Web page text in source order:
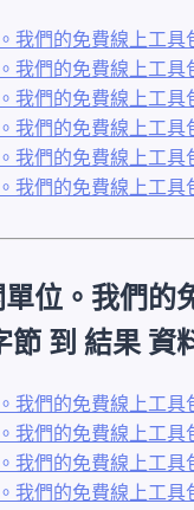
我們的免費線上工
我們的免費線上工
我們的免費線上工
我們的免費線上工
我們的免費線上工
我們的免費線上工
位。我們的
節 到 結果 資
我們的免費線上工
我們的免費線上工
我們的免費線上工
我們的免費線上工